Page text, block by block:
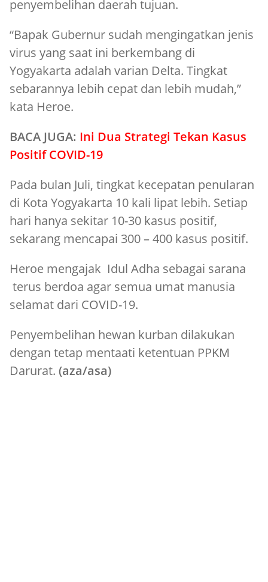
penyembelihan daerah tujuan.
“Bapak Gubernur sudah mengingatkan jenis
virus yang saat ini berkembang di
Yogyakarta adalah varian Delta. Tingkat
sebarannya lebih cepat dan lebih mudah,”
kata Heroe.
BACA JUGA: Ini Dua Strategi Tekan Kasus
Positif COVID-19
Pada bulan Juli, tingkat kecepatan penularan
di Kota Yogyakarta 10 kali lipat lebih. Setiap
hari hanya sekitar 10-30 kasus positif,
sekarang mencapai 300 – 400 kasus positif.
Heroe mengajak Idul Adha sebagai sarana
terus berdoa agar semua umat manusia
selamat dari COVID-19.
Penyembelihan hewan kurban dilakukan
dengan tetap mentaati ketentuan PPKM
Darurat. (aza/asa)